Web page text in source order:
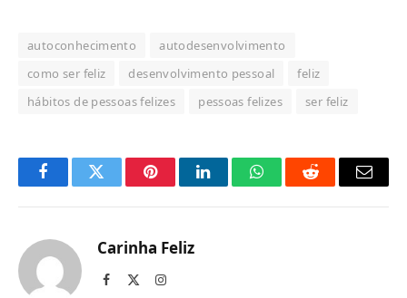
autoconhecimento
autodesenvolvimento
como ser feliz
desenvolvimento pessoal
feliz
hábitos de pessoas felizes
pessoas felizes ser feliz
FacebookTwitter PinterestLinkedInO
Reddit
E-
Carinha Feliz
Facebook Instagram